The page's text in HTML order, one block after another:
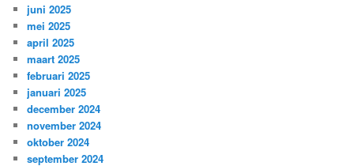
juni 2025
mei 2025
april 2025
maart 2025
februari 2025
januari 2025
december 2024
november 2024
oktober 2024
september 2024